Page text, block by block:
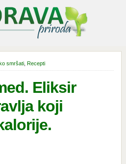
smršati, Recepti
Eliksir
koji